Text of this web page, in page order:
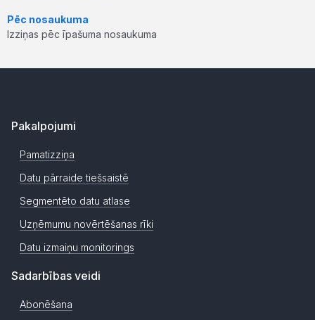
Pēc nosaukuma
Izziņas pēc īpašuma nosaukuma
Pakalpojumi
Pamatizziņa
Datu pārraide tiešsaistē
Segmentēto datu atlase
Uzņēmumu novērtēšanas rīki
Datu izmaiņu monitorings
Sadarbības veidi
Abonēšana